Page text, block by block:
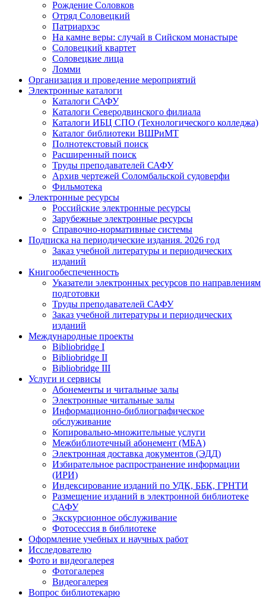
Рождение Соловков
Отряд Соловецкий
Патриархэс
На камне веры: случай в Сийском монастыре
Соловецкий квартет
Соловецкие лица
Ломми
Организация и проведение мероприятий
Электронные каталоги
Каталоги САФУ
Каталоги Северодвинского филиала
Каталоги ИБЦ СПО (Технологического колледжа)
Каталог библиотеки ВШРиМТ
Полнотекстовый поиск
Расширенный поиск
Труды преподавателей САФУ
Архив чертежей Соломбальской судоверфи
Фильмотека
Электронные ресурсы
Российские электронные ресурсы
Зарубежные электронные ресурсы
Справочно-нормативные системы
Подписка на периодические издания. 2026 год
Заказ учебной литературы и периодических
изданий
Книгообеспеченность
Указатели электронных ресурсов по направлениям
подготовки
Труды преподавателей САФУ
Заказ учебной литературы и периодических
изданий
Международные проекты
Bibliobridge I
Bibliobridge II
Bibliobridge III
Услуги и сервисы
Абонементы и читальные залы
Электронные читальные залы
Информационно-библиографическое
обслуживание
Копировально-множительные услуги
Межбиблиотечный абонемент (МБА)
Электронная доставка документов (ЭДД)
Избирательное распространение информации
(ИРИ)
Индексирование изданий по УДК, ББК, ГРНТИ
Размещение изданий в электронной библиотеке
САФУ
Экскурсионное обслуживание
Фотосессия в библиотеке
Оформление учебных и научных работ
Исследователю
Фото и видеогалерея
Фотогалерея
Видеогалерея
Вопрос библиотекарю